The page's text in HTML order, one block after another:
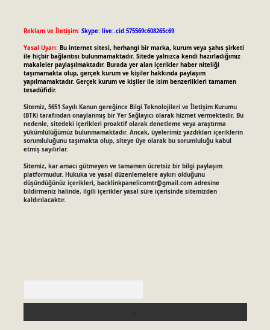
Reklam ve İletişim: Skype: live:.cid.575569c608265c69
Yasal Uyarı: Bu internet sitesi, herhangi bir marka, kurum veya şahıs şirketi
ile hiçbir bağlantısı bulunmamaktadır. Sitede yalnızca kendi hazırladığımız
makaleler paylaşılmaktadır. Burada yer alan içerikler haber niteliği
taşımamakta olup, gerçek kurum ve kişiler hakkında paylaşım
yapılmamaktadır. Gerçek kurum ve kişiler ile isim benzerlikleri tamamen
tesadüfidir.
Sitemiz, 5651 Sayılı Kanun gereğince Bilgi Teknolojileri ve İletişim Kurumu
(BTK) tarafından onaylanmış bir Yer Sağlayıcı olarak hizmet vermektedir. Bu
nedenle, sitedeki içerikleri proaktif olarak denetleme veya araştırma
yükümlülüğümüz bulunmamaktadır. Ancak, üyelerimiz yazdıkları içeriklerin
sorumluluğunu taşımakta olup, siteye üye olarak bu sorumluluğu kabul
etmiş sayılırlar.
Sitemiz, kar amacı gütmeyen ve tamamen ücretsiz bir bilgi paylaşım
platformudur. Hukuka ve yasal düzenlemelere aykırı olduğunu
düşündüğünüz içerikleri, backlinkpanelicomtr@gmail.comadresine
bildirmeniz halinde, ilgili içerikler yasal süre içerisinde sitemizden
kaldırılacaktır.